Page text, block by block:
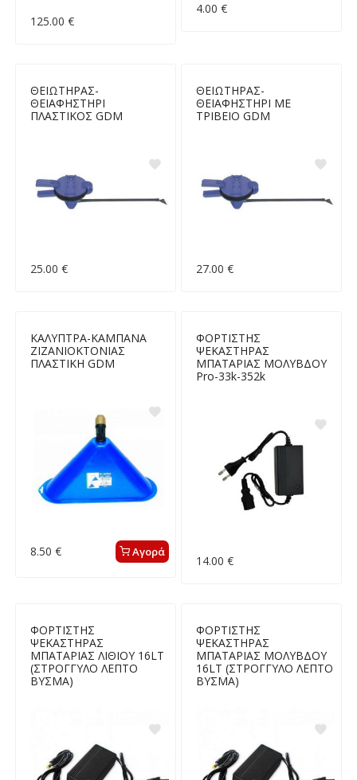
125.00 €
4.00 €
ΘΕΙΩΤΗΡΑΣ-
ΘΕΙΑΦΗΣΤΗΡΙ
ΠΛΑΣΤΙΚΟΣ GDM
25.00 €
ΘΕΙΩΤΗΡΑΣ-
ΘΕΙΑΦΗΣΤΗΡΙ ΜΕ
ΤΡΙΒΕΙΟ GDM
27.00 €
ΚΑΛΥΠΤΡΑ-ΚΑΜΠΑΝΑ
ΖΙΖΑΝΙΟΚΤΟΝΙΑΣ
ΠΛΑΣΤΙΚΗ GDM
8.50 € Αγορά
ΦΟΡΤΙΣΤΗΣ
ΨΕΚΑΣΤΗΡΑΣ
ΜΠΑΤΑΡΙΑΣ ΜΟΛΥΒΔΟΥ
Pro-33k-352k
14.00 €
ΦΟΡΤΙΣΤΗΣ
ΨΕΚΑΣΤΗΡΑΣ
ΜΠΑΤΑΡΙΑΣ ΛΙΘΙΟΥ 16LT
(ΣΤΡΟΓΓΥΛΟ ΛΕΠΤΟ
ΒΥΣΜΑ)
ΦΟΡΤΙΣΤΗΣ
ΨΕΚΑΣΤΗΡΑΣ
ΜΠΑΤΑΡΙΑΣ ΜΟΛΥΒΔΟΥ
16LT (ΣΤΡΟΓΓΥΛΟ ΛΕΠΤΟ
ΒΥΣΜΑ)